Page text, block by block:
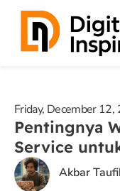
Skip
content
Friday, December 12,
Pentingnya
Service
Akbar